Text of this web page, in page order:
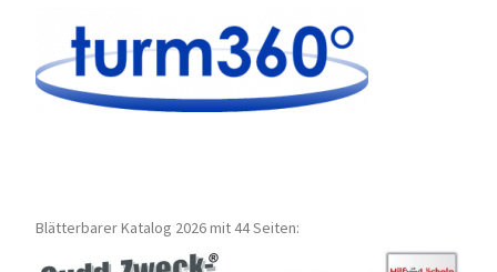
Blätterbarer Katalog 2026 mit 44 Seiten: